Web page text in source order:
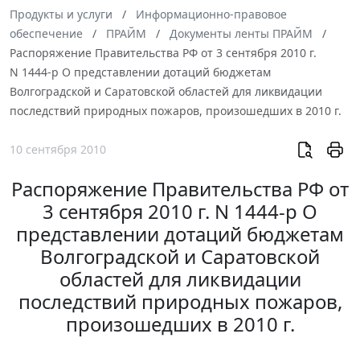
Продукты и услуги
Информационно-правовое
обеспечение
ПРАЙМ
Документы ленты ПРАЙМ
Распоряжение Правительства РФ от 3 сентября 2010 г.
N 1444-р О представлении дотаций бюджетам
Волгоградской и Саратовской областей для ликвидации
последствий природных пожаров, произошедших в 2010 г.
10 сентября 2010
Распоряжение Правительства РФ от
3 сентября 2010 г. N 1444-р О
представлении дотаций бюджетам
Волгоградской и Саратовской
областей для ликвидации
последствий природных пожаров,
произошедших в 2010 г.